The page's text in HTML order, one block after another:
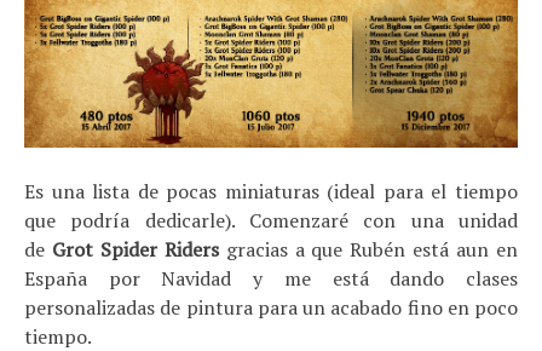
Es una lista de pocas miniaturas (ideal para el tiempo
que podría dedicarle). Comenzaré con una unidad
de Grot Spider Ridersgracias a que Rubén está aun en
España por Navidad y me está dando clases
personalizadas de pintura para un acabado fino en poco
tiempo.